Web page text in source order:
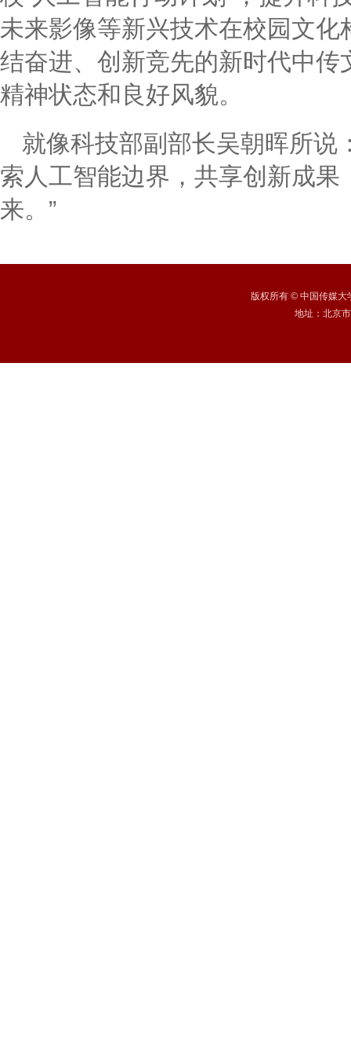
未来影像等新兴技术在校园文
结奋进、创新竞先的新时代中
精神状态和良好风貌。
就像科技部副部长吴朝晖所说
索人工智能边界，共享创新成
来。”
版权所有 © 中国传媒大
地址：北京